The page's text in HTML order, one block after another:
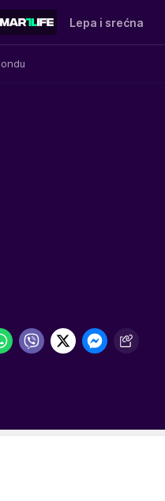
Lepa i srećna